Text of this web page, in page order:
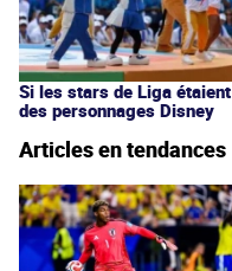
Si les stars de Liga étaient
des personnages Disney
Articles en tendances